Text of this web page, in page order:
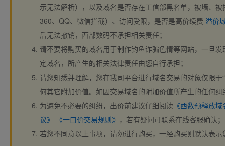
示无法解析），以及域名是否存在工信部黑名单，被墙、
360、QQ、微信拦截）、访问受限，是否是高价续费 溢价
后无法撤销，西部数码不承担相关责任；
请不要将购买的域名用于制作钓鱼诈骗色情等网站，一旦
定域名，所产生的相关法律责任由您自行承担；
请您知悉并理解，您在我司平台进行域名交易的对象仅限于
何其它附加价值。如因交易域名的附加价值所产生的任何
为避免不必要的纠纷，出价前建议仔细阅读 《西数预释放
议》
《一口价交易规则》 ，若有疑问可联系在线客服确认；
若您不同意以上事项，请勿进行购买，一经购买则默认表